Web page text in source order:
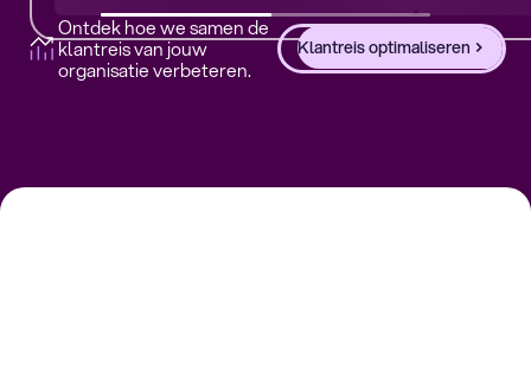
Ontdek hoe we samen de
klantreis van jouw
organisatie verbeteren.
Klantreis optimaliseren